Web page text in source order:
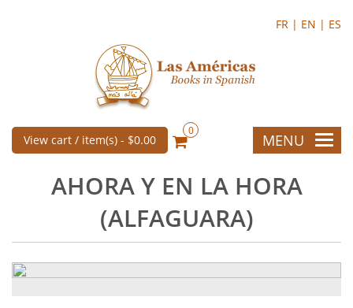
FR | EN | ES
View cart / item(s) - $0.00
0
MENU
AHORA Y EN LA HORA
(ALFAGUARA)